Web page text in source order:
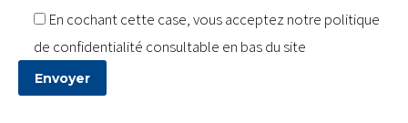
En cochant cette case, vous acceptez notre politique
de confidentialité consultable en bas du site